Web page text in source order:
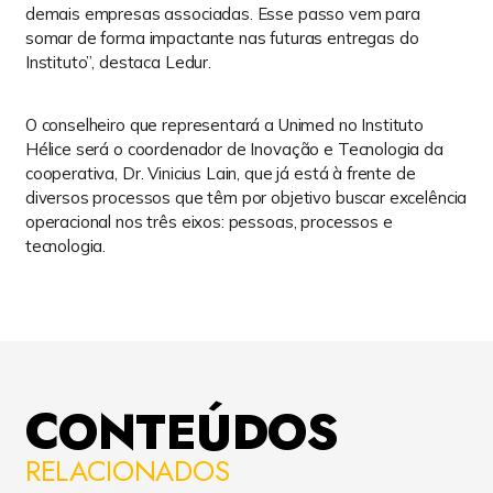
demais empresas associadas. Esse passo vem para
somar de forma impactante nas futuras entregas do
Instituto”, destaca Ledur.
O conselheiro que representará a Unimed no Instituto
Hélice será o coordenador de Inovação e Tecnologia da
cooperativa, Dr. Vinicius Lain, que já está à frente de
diversos processos que têm por objetivo buscar excelência
operacional nos três eixos: pessoas, processos e
tecnologia.
CONTEÚDOS
RELACIONADOS
de Privacidade, lhe informaremos.
Responsabilidades do controlador e
Todos os dados que você nos fornece são
tratados unicamente para atingir as
finalidades acima listadas. Estes dados são
armazenados em servidores seguros nossos
ou de fornecedores contratados, acessados e
utilizados de acordo com nossas políticas e
padrões de segurança.
quer que os dados estejam localizados.
O acesso ao seu perfil é de responsabilidade
exclusivamente sua, por meio de uma senha